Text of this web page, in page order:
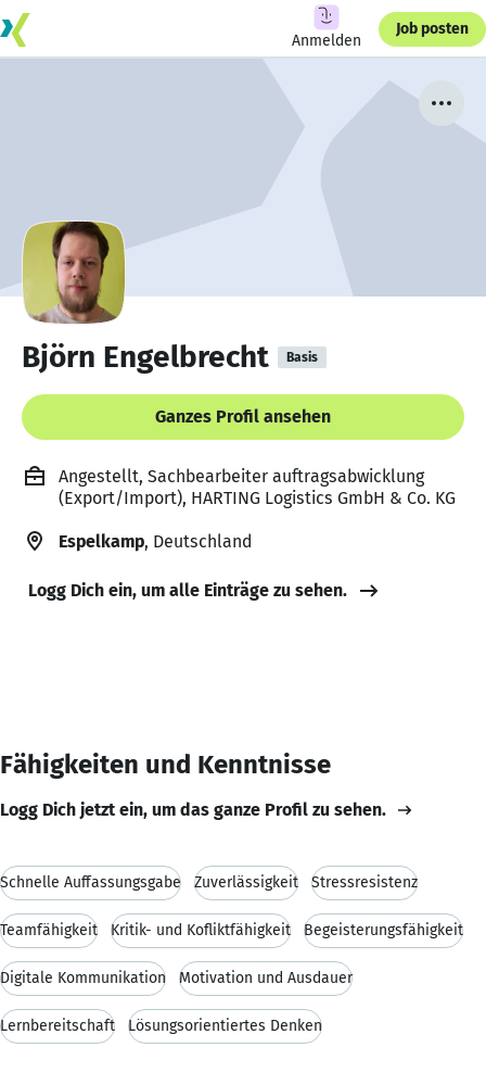
Anmelden
Job posten
Björn Engelbrecht Basis
Ganzes Profil ansehen
Angestellt, Sachbearbeiter auftragsabwicklung
(Export/Import), HARTING Logistics GmbH & Co. KG
Espelkamp, Deutschland
Logg Dich ein, um alle Einträge zu sehen.
Fähigkeiten und Kenntnisse
Logg Dich jetzt ein, um das ganze Profil zu sehen.
Schnelle Auffassungsgabe Zuverlässigkeit Stressresistenz
Teamfähigkeit Kritik- und Kofliktfähigkeit Begeisterungsfähigkeit
Digitale Kommunikation Motivation und Ausdauer
Lernbereitschaft Lösungsorientiertes Denken